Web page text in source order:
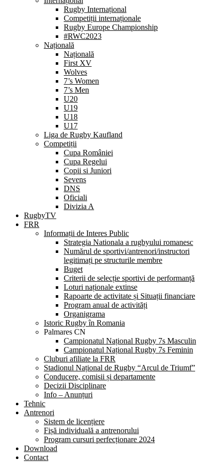
Rugby Internațional
Competiții internaționale
Rugby Europe Championship
#RWC2023
Națională
Națională
First XV
Wolves
7’s Women
7’s Men
U20
U19
U18
U17
Liga de Rugby Kaufland
Competiții
Cupa României
Cupa Regelui
Copii si Juniori
Sevens
DNS
Oficiali
Divizia A
RugbyTV
FRR
Informații de Interes Public
Strategia Nationala a rugbyului romanesc
Numărul de sportivi/antrenori/instructori
legitimați pe structurile membre
Buget
Criterii de selecție sportivi de performanță
Loturi naționale extinse
Rapoarte de activitate și Situații financiare
Program anual de activități
Organigrama
Istoric Rugby în Romania
Palmares CN
Campionatul Național Rugby 7s Masculin
Campionatul Național Rugby 7s Feminin
Cluburi afiliate la FRR
Stadionul Național de Rugby “Arcul de Triumf”
Conducere, comisii și departamente
Decizii Disciplinare
Info – Anunțuri
Tehnic
Antrenori
Sistem de licențiere
Fișă individuală a antrenorului
Program cursuri perfecționare 2024
Download
Contact